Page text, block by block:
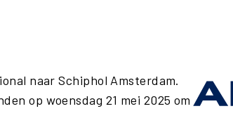
naar Schiphol Amsterdam.
op woensdag 21 mei 2025 om